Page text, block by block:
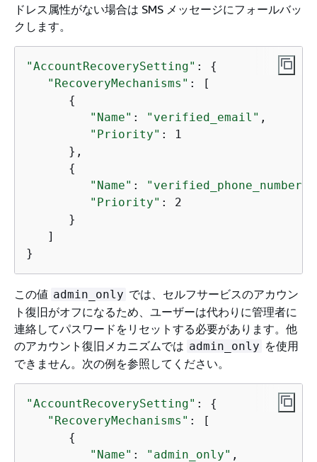
ドレス属性がない場合は SMS メッセージにフォールバッ
クします。
"AccountRecoverySetting" : {
"RecoveryMechanisms" : [
{
"Name" : "verified_email" ,
"Priority" : 1
      },
{
"Name" : "verified_phone_number"
"Priority" : 2
      }
   ]
}
この値 admin_only では、セルフサービスのアカウン
ト復旧がオフになるため、ユーザーは代わりに管理者に
連絡してパスワードをリセットする必要があります。他
のアカウント復旧メカニズムでは admin_only を使用
できません。次の例を参照してください。
"AccountRecoverySetting" : {
"RecoveryMechanisms" : [
{
"Name" : "admin_only" ,